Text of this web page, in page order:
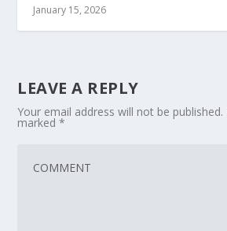
January 15, 2026
LEAVE A REPLY
Your email address will not be published.
marked*